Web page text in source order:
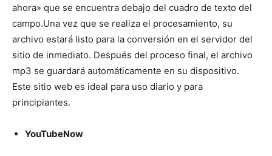
ahora» que se encuentra debajo del cuadro de texto del
campo.Una vez que se realiza el procesamiento, su
archivo estará listo para la conversión en el servidor del
sitio de inmediato. Después del proceso final, el archivo
mp3 se guardará automáticamente en su dispositivo.
Este sitio web es ideal para uso diario y para
principiantes.
YouTubeNow